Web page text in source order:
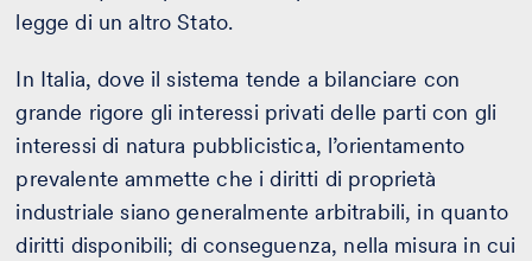
legge di un altro Stato.
In Italia, dove il sistema tende a bilanciare con
grande rigore gli interessi privati delle parti con gli
interessi di natura pubblicistica, l’orientamento
prevalente ammette che i diritti di proprietà
industriale siano generalmente arbitrabili, in quanto
diritti disponibili; di conseguenza, nella misura in cui